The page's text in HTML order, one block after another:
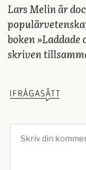
Lars Melin är
boken
skriven